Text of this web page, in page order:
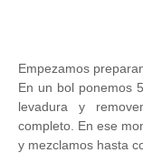
Empezamos
En un bol ponemos
levadura y
completo. En ese
y mezclamos hasta